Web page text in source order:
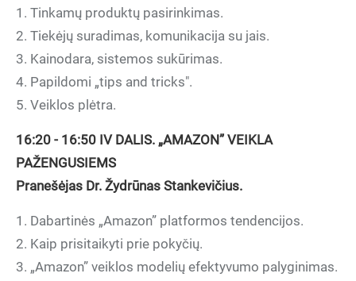
1. Tinkamų produktų pasirinkimas.
2. Tiekėjų suradimas, komunikacija su jais.
3. Kainodara, sistemos sukūrimas.
4. Papildomi „tips and tricks".
5. Veiklos plėtra.
16:20 - 16:50 IV DALIS. „AMAZON” VEIKLA
PAŽENGUSIEMS
Pranešėjas Dr. Žydrūnas Stankevičius.
1. Dabartinės „Amazon” platformos tendencijos.
2. Kaip prisitaikyti prie pokyčių.
3. „Amazon” veiklos modelių efektyvumo palyginimas.